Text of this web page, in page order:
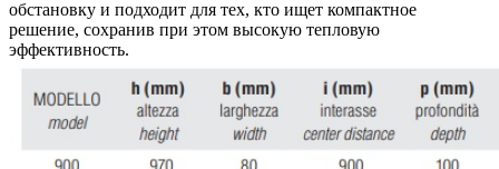
обстановку и подходит для тех, кто ищет компактное
решение, сохранив при этом высокую тепловую
эффективность.